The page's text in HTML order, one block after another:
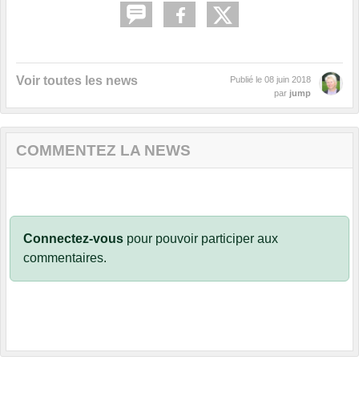
Voir toutes les news Publié le 08 juin 2018
par jump
COMMENTEZ LA NEWS
Connectez-vous pour pouvoir participer aux
commentaires.